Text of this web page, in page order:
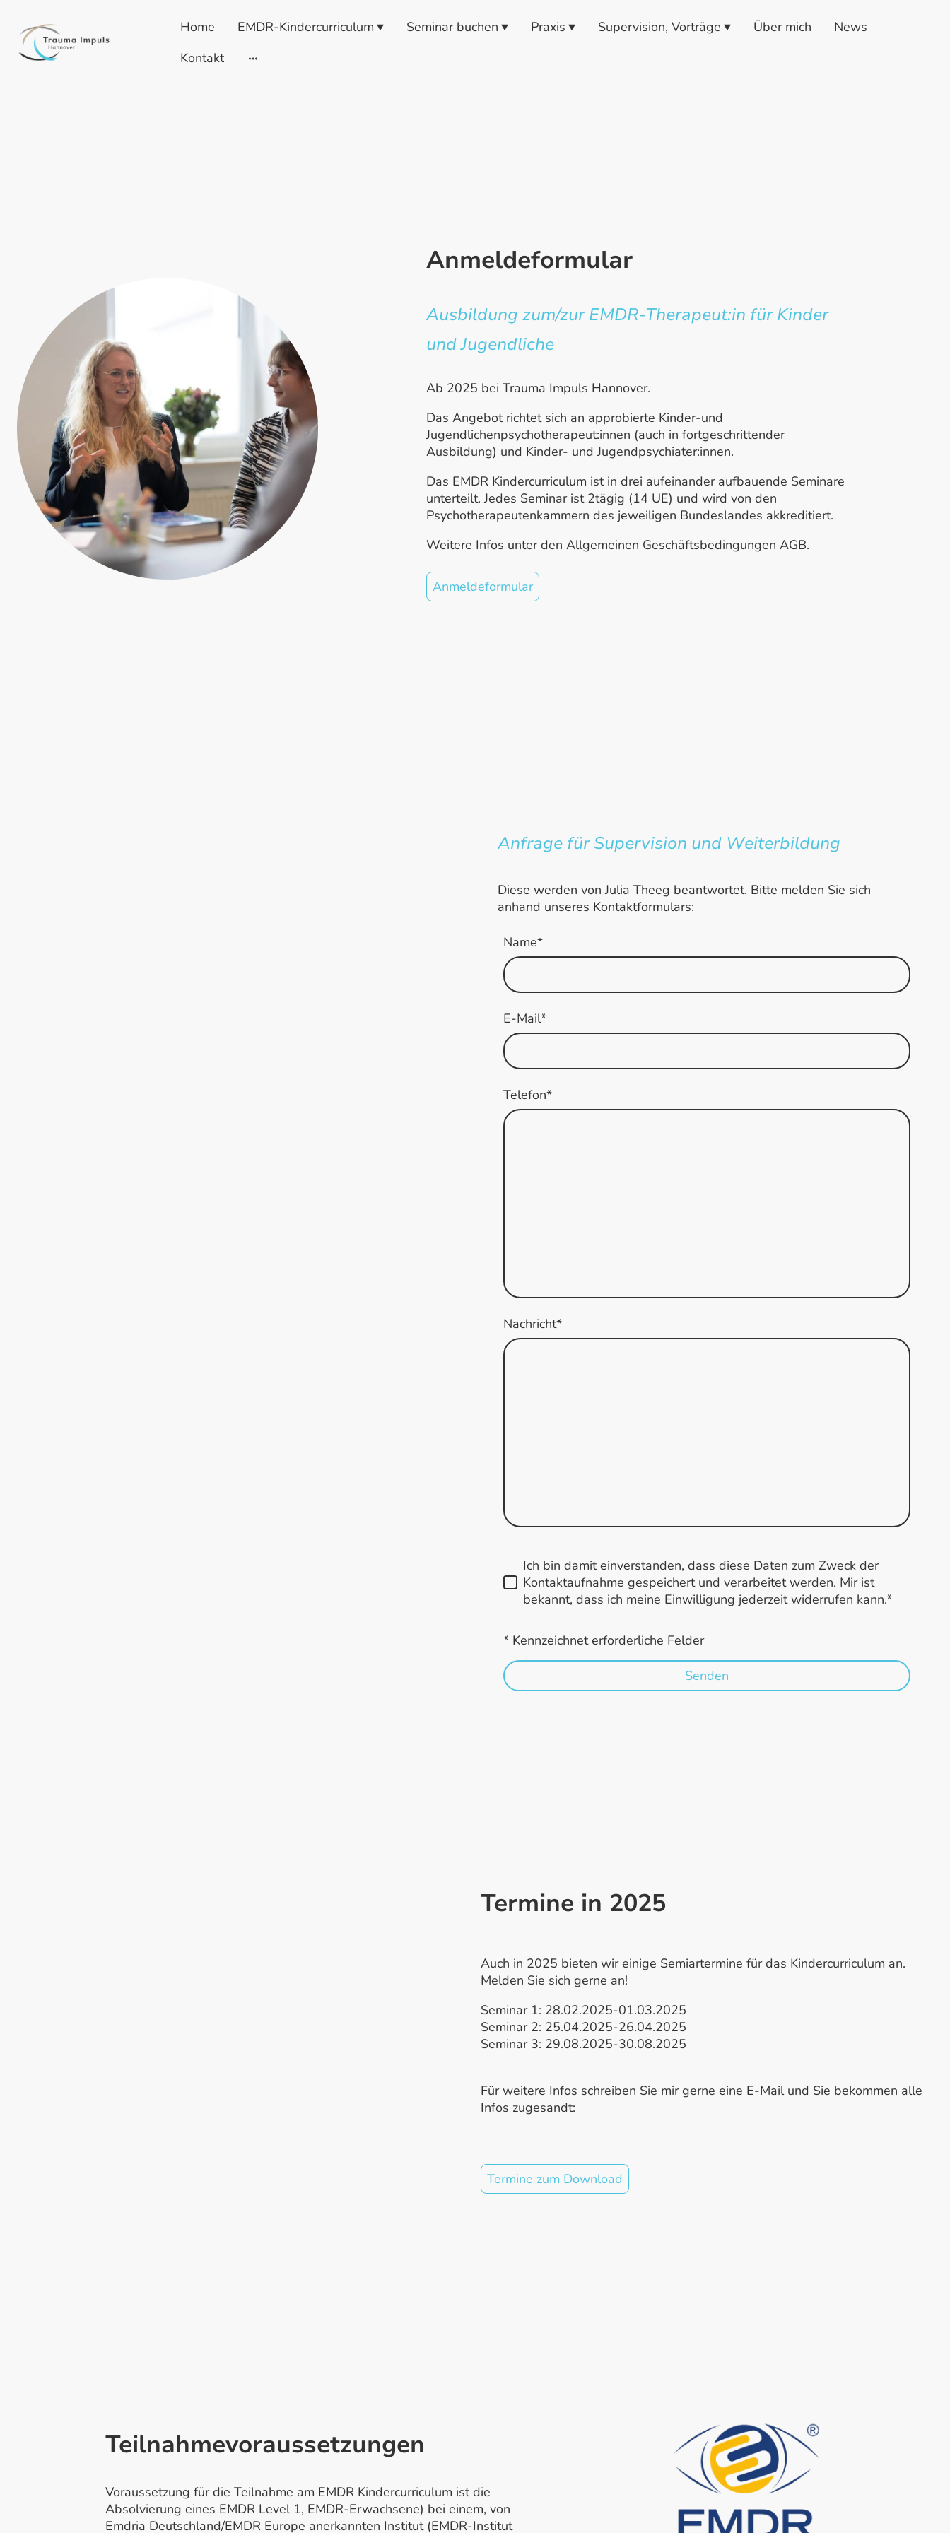
Home EMDR-Kindercurriculum Seminar buchen Praxis Supervision, Vorträge Über mich
News
Kontakt
Anmeldeformular
Ausbildung zum/zur EMDR-Therapeut:in für Kinder
und Jugendliche
Ab 2025 bei Trauma Impuls Hannover.
Das Angebot richtet sich an approbierte Kinder-und
Jugendlichenpsychotherapeut:innen (auch in fortgeschrittender
Ausbildung) und Kinder- und Jugendpsychiater:innen.
Das EMDR Kindercurriculum ist in drei aufeinander aufbauende Seminare
unterteilt. Jedes Seminar ist 2tägig (14 UE) und wird von den
Psychotherapeutenkammern des jeweiligen Bundeslandes akkreditiert.
Weitere Infos unter den Allgemeinen Geschäftsbedingungen AGB.
Anmeldeformular
Anfrage für Supervision und Weiterbildung
Diese werden von Julia Theeg beantwortet. Bitte melden Sie sich
anhand unseres Kontaktformulars:
Name*
E-Mail*
Telefon*
Nachricht*
Ich bin damit einverstanden, dass diese Daten zum Zweck der
Kontaktaufnahme gespeichert und verarbeitet werden. Mir ist
bekannt, dass ich meine Einwilligung jederzeit widerrufen kann.*
* Kennzeichnet erforderliche Felder
Senden
Termine in 2025
Auch in 2025 bieten wir einige Semiartermine für das Kindercurriculum an.
Melden Sie sich gerne an!
Seminar 1: 28.02.2025-01.03.2025
Seminar 2: 25.04.2025-26.04.2025
Seminar 3: 29.08.2025-30.08.2025
Für weitere Infos schreiben Sie mir gerne eine E-Mail und Sie bekommen alle
Infos zugesandt:
Termine zum Download
Teilnahmevoraussetzungen
Voraussetzung für die Teilnahme am EMDR Kindercurriculum ist die
Absolvierung eines EMDR Level 1, EMDR-Erwachsene) bei einem, von
Emdria Deutschland/EMDR Europe anerkannten Institut (EMDR-Institut